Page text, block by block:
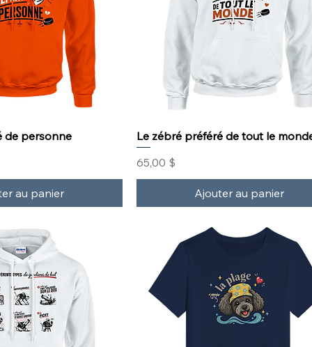
de personne
au panier
Le zébré préféré de tout le
Prix
65,00 $
Ajouter au panier